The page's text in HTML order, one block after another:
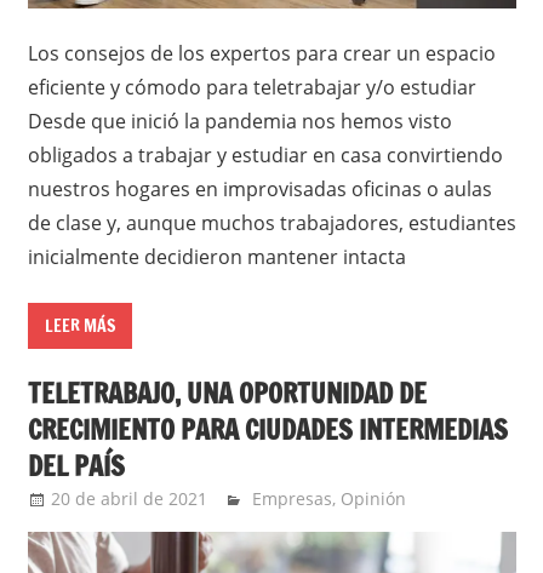
Los consejos de los expertos para crear un espacio
eficiente y cómodo para teletrabajar y/o estudiar
Desde que inició la pandemia nos hemos visto
obligados a trabajar y estudiar en casa convirtiendo
nuestros hogares en improvisadas oficinas o aulas
de clase y, aunque muchos trabajadores, estudiantes
inicialmente decidieron mantener intacta
LEER MÁS
TELETRABAJO, UNA OPORTUNIDAD DE
CRECIMIENTO PARA CIUDADES INTERMEDIAS
DEL PAÍS
20 de abril de 2021 Ernesto Herrera
Empresas, Opinión